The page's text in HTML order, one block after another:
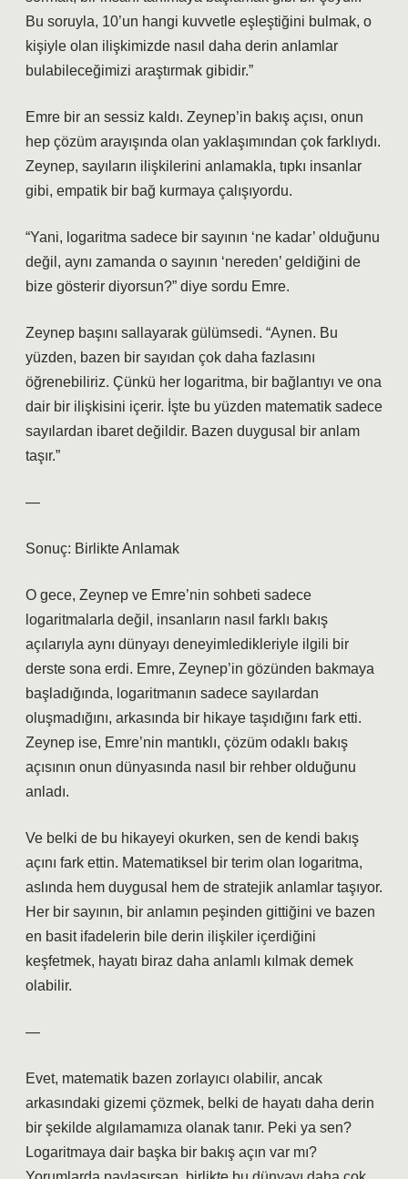
Bu soruyla, 10’un hangi kuvvetle eşleştiğini bulmak, o
kişiyle olan ilişkimizde nasıl daha derin anlamlar
bulabileceğimizi araştırmak gibidir.”
Emre bir an sessiz kaldı. Zeynep’in bakış açısı, onun
hep çözüm arayışında olan yaklaşımından çok farklıydı.
Zeynep, sayıların ilişkilerini anlamakla, tıpkı insanlar
gibi, empatik bir bağ kurmaya çalışıyordu.
“Yani, logaritma sadece bir sayının ‘ne kadar’ olduğunu
değil, aynı zamanda o sayının ‘nereden’ geldiğini de
bize gösterir diyorsun?” diye sordu Emre.
Zeynep başını sallayarak gülümsedi. “Aynen. Bu
yüzden, bazen bir sayıdan çok daha fazlasını
öğrenebiliriz. Çünkü her logaritma, bir bağlantıyı ve ona
dair bir ilişkisini içerir. İşte bu yüzden matematik sadece
sayılardan ibaret değildir. Bazen duygusal bir anlam
taşır.”
—
Sonuç: Birlikte Anlamak
O gece, Zeynep ve Emre’nin sohbeti sadece
logaritmalarla değil, insanların nasıl farklı bakış
açılarıyla aynı dünyayı deneyimledikleriyle ilgili bir
derste sona erdi. Emre, Zeynep’in gözünden bakmaya
başladığında, logaritmanın sadece sayılardan
oluşmadığını, arkasında bir hikaye taşıdığını fark etti.
Zeynep ise, Emre’nin mantıklı, çözüm odaklı bakış
açısının onun dünyasında nasıl bir rehber olduğunu
anladı.
Ve belki de bu hikayeyi okurken, sen de kendi bakış
açını fark ettin. Matematiksel bir terim olan logaritma,
aslında hem duygusal hem de stratejik anlamlar taşıyor.
Her bir sayının, bir anlamın peşinden gittiğini ve bazen
en basit ifadelerin bile derin ilişkiler içerdiğini
keşfetmek, hayatı biraz daha anlamlı kılmak demek
olabilir.
—
Evet, matematik bazen zorlayıcı olabilir, ancak
arkasındaki gizemi çözmek, belki de hayatı daha derin
bir şekilde algılamamıza olanak tanır. Peki ya sen?
Logaritmaya dair başka bir bakış açın var mı?